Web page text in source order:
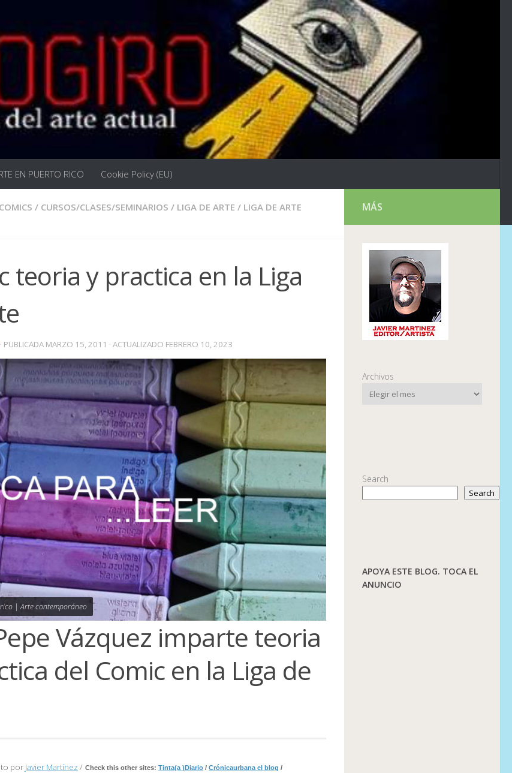
EN PUERTO RICO Cookie Policy (EU)
COMICS / CURSOS/CLASES/SEMINARIOS / LIGA DE ARTE / LIGA DE ARTE
teoria y practica en la Liga
· PUBLICADA MARZO 15, 2011 · ACTUALIZADO FEBRERO 10, 2023
| Arte contemporáneo
Vázquez imparte teoria
del Comic en la Liga de
por Javier Martínez / Check this other sites: Tinta(a )Diario / Crónicaurbana el blog /
MÁS
Archivos
Search
Search
APOYA ESTE BLOG. TOCA EL
ANUNCIO